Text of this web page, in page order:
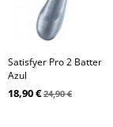
Satisfyer Pro 2 Battery
Azul
18,90 €24,90 €